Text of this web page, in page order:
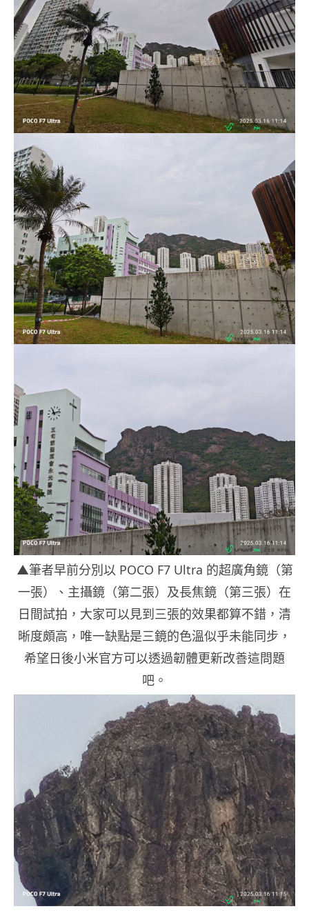
▲筆者早前分別以 POCO F7 Ultra 的超廣角鏡（第
一張）、主攝鏡（第二張）及長焦鏡（第三張）在
日間試拍，大家可以見到三張的效果都算不錯，清
晰度頗高，唯一缺點是三鏡的色溫似乎未能同步，
希望日後小米官方可以透過韌體更新改善這問題
吧。